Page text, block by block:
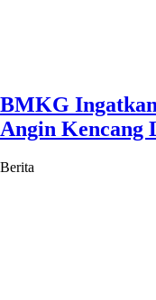
BMKG
Angin Kencang
Berita